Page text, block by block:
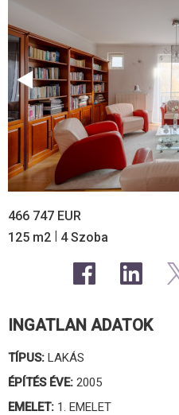
466 747 EUR
125 m2 | 4 Szoba
INGATLAN ADATOK
TÍPUS: LAKÁS
ÉPÍTÉS ÉVE: 2005
EMELET: 1. EMELET